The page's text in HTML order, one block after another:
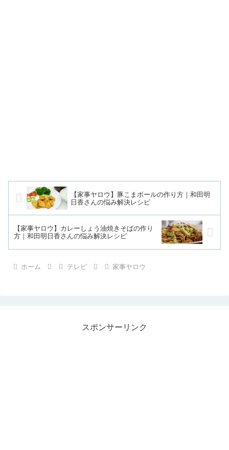
【家事ヤロウ】豚こまボールの作り方｜和田明
日香さんの悩み解決レシピ
【家事ヤロウ】カレーしょう油焼きそばの作り
方｜和田明日香さんの悩み解決レシピ
ホーム テレビ 家事ヤロウ
スポンサーリンク